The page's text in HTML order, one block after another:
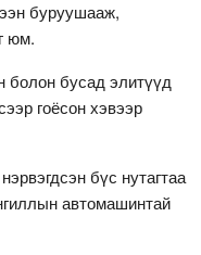
буруушааж,
юм.
болон бусад элитүүд
гоёсон хэвээр
бүс нутагтаа
автомашинтай